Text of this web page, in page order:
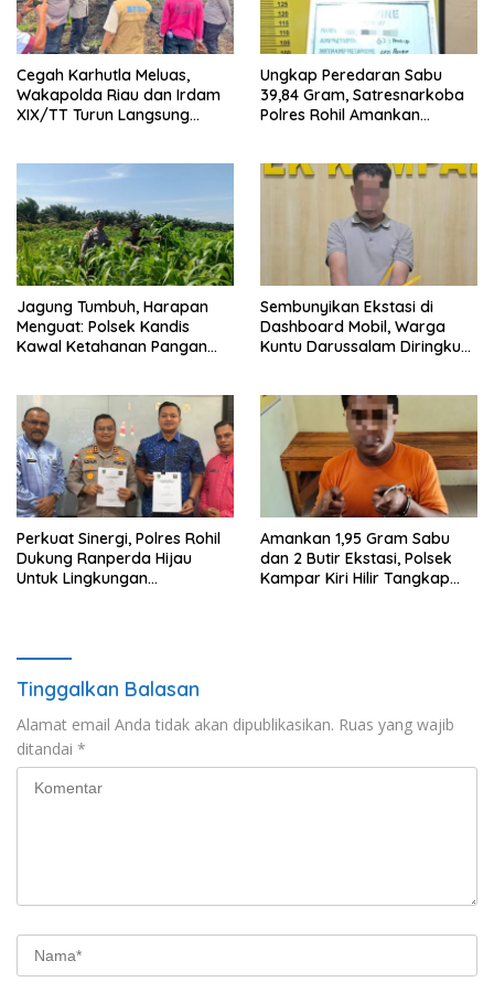
Cegah Karhutla Meluas,
Wakapolda Riau dan Irdam
XIX/TT Turun Langsung
Ungkap Peredaran Sabu
39,84 Gram, Satresnarkoba
Polres Rohil Amankan
Jagung Tumbuh, Harapan
Menguat: Polsek Kandis
Kawal Ketahanan Pangan
Sembunyikan Ekstasi di
Dashboard Mobil, Warga
Kuntu Darussalam Diringkus
Perkuat Sinergi, Polres Rohil
Dukung Ranperda Hijau
Untuk Lingkungan
Amankan 1,95 Gram Sabu
dan 2 Butir Ekstasi, Polsek
Kampar Kiri Hilir Tangkap
Tinggalkan Balasan
Alamat email Anda tidak akan dipublikasikan. Ruas yang wajib
ditandai *